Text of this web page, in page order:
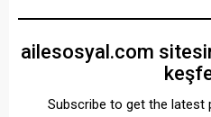
ailesosyal.com
Subscribe to get the latest